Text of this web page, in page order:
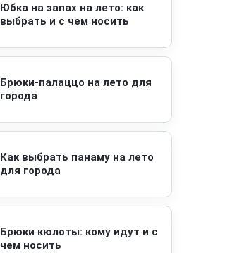
Юбка на запах на лето: как
выбрать и с чем носить
Брюки-палаццо на лето для
города
Как выбрать панаму на лето
для города
Брюки кюлоты: кому идут и с
чем носить